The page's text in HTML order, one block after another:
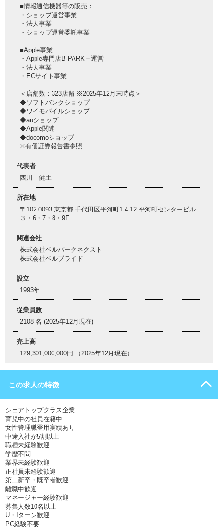
■情報通信機器等の販売：
・ショップ運営事業
・法人事業
・ショップ運営委託事業
■Apple事業
・Apple専門店B-PARK＋運営
・法人事業
・ECサイト事業
＜店舗数：323店舗 ※2025年12月末時点＞
◆ソフトバンクショップ
◆ワイモバイルショップ
◆auショップ
◆Apple関連
◆docomoショップ
※有価証券報告書参照
代表者
西川 健土
所在地
〒102-0093 東京都 千代田区平河町1-4-12 平河町センタービル
３・6・7・8・9F
関連会社
株式会社ベルパークネクスト
株式会社ベルブライド
設立
1993年
従業員数
2108 名 (2025年12月現在)
売上高
129,301,000,000円 （2025年12月現在）
この求人の特徴
シェアトップクラス企業
育児中の社員在籍中
女性管理職登用実績あり
中途入社が5割以上
職種未経験歓迎
学歴不問
業界未経験歓迎
正社員未経験歓迎
第二新卒・既卒者歓迎
離職中歓迎
マネージャー経験歓迎
募集人数10名以上
U・Iターン歓迎
PC経験不要